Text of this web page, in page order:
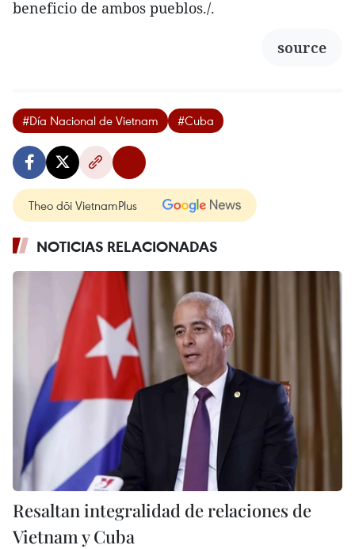
beneficio de ambos pueblos./.
source
#Día Nacional de Vietnam #Cuba
Theo dõi VietnamPlus
NOTICIAS RELACIONADAS
Resaltan integralidad de relaciones de
Vietnam y Cuba